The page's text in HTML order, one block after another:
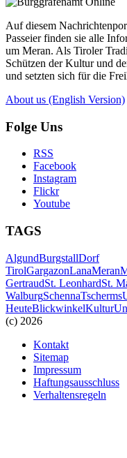
Auf diesem
Passeier finden sie alle
um Meran. Als Tiroler
Schützen der Kultur und
und setzten sich für die
About us (English Version)
Folge Uns
RSS
Facebook
Instagram
Flickr
Youtube
TAGS
AlgundBurgstallDorf
TirolGargazonLanaMeran
GertraudSt. LeonhardSt.
WalburgSchennaTscherms
HeuteBlickwinkelKultur
(c) 2026
Kontakt
Sitemap
Impressum
Haftungsausschluss
Verhaltensregeln